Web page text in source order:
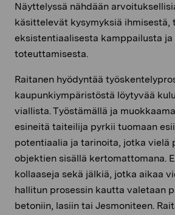
Näyttelyssä nähdään
käsittelevät kysymyksiä ihmisestä,
eksistentiaalisesta kamppailusta ja
toteuttamisesta.
Raitanen hyödyntää
kaupunkiympäristöstä löytyvää
viallista. Työstämällä ja
esineitä taiteilija pyrkii tuomaan
potentiaalia ja tarinoita, jotka vielä
objektien sisällä kertomattomana.
kollaaseja sekä jälkiä, jotka aikaa
hallitun prosessin kautta valetaan
betoniin, lasiin tai Jesmoniteen.